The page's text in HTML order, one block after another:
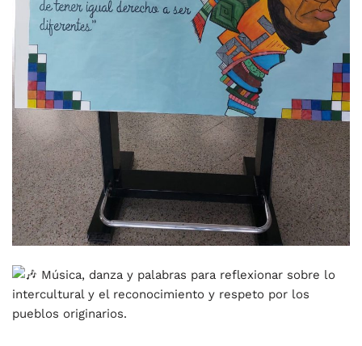
Música, danza y palabras para reflexionar sobre lo
intercultural y el reconocimiento y respeto por los
pueblos originarios.